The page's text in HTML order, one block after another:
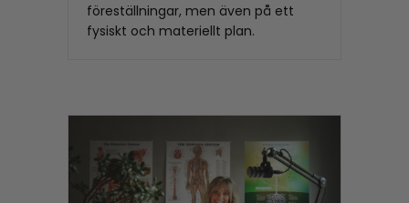
föreställningar, men även på ett
fysiskt och materiellt plan.